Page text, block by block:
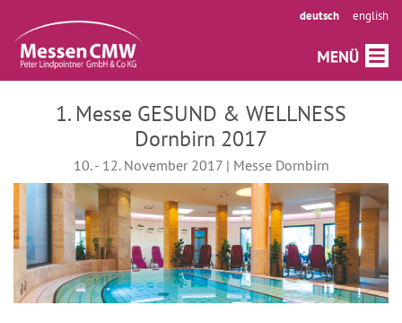
deutsch english
1. Messe GESUND & WELLNESS
Dornbirn 2017
10. - 12. November 2017 | Messe Dornbirn